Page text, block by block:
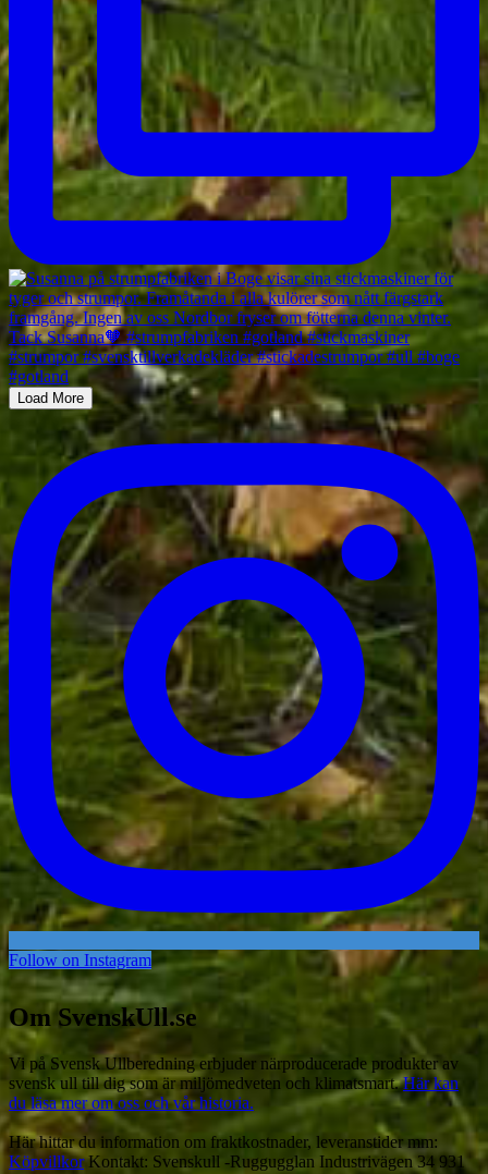
Load More
Follow on Instagram
Om SvenskUll.se
Vi på Svensk Ullberedning erbjuder närproducerade produkter av
svensk ull till dig som är miljömedveten och klimatsmart.Här kan
du läsa mer om oss och vår historia.
Här hittar du information om fraktkostnader, leveranstider mm:
KöpvillkorKontakt: Svenskull -Ruggugglan Industrivägen 34 931